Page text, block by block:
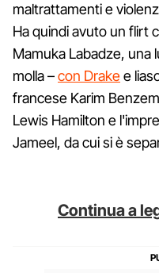
maltrattamenti e
Ha quindi avuto un flirt
Mamuka Labadze, una
molla –con Drakee
francese Karim
Lewis Hamilton e
Jameel, da cui si è
Continua a